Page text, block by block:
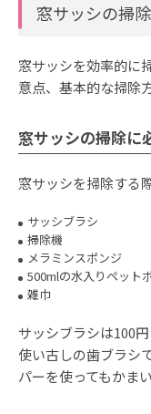
窓サッシの掃
窓サッシを効率的に
意点、基本的な掃除
窓サッシの掃除に
窓サッシを掃除する
サッシブラシ
掃除機
メラミンスポンジ
500mlの水入りペット
雑巾
サッシブラシは100
使い古しの歯ブラシ
パーを使ってもかま